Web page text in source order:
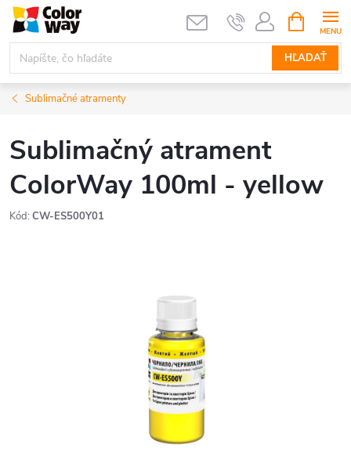
Prejsť
obsah
HĽADAŤ
KOŠÍK
Sublimačné atramenty
Sublimačný atrament
ColorWay 100ml - yellow
Kód: CW-ES500Y01